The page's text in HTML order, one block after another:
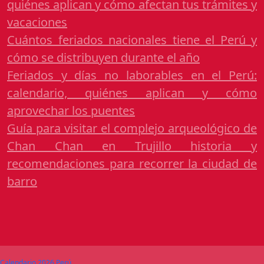
quiénes aplican y cómo afectan tus trámites y
vacaciones
Cuántos feriados nacionales tiene el Perú y
cómo se distribuyen durante el año
Feriados y días no laborables en el Perú:
calendario, quiénes aplican y cómo
aprovechar los puentes
Guía para visitar el complejo arqueológico de
Chan Chan en Trujillo historia y
recomendaciones para recorrer la ciudad de
barro